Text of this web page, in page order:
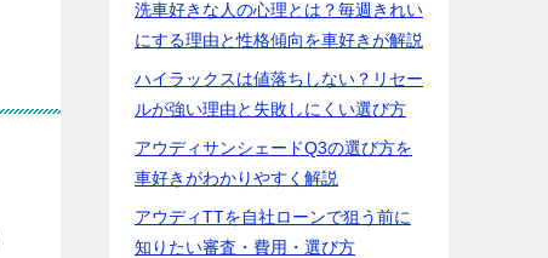
洗車好きな人の心理とは？毎週きれい
にする理由と性格傾向を車好きが解説
ハイラックスは値落ちしない？リセー
ルが強い理由と失敗しにくい選び方
アウディサンシェードQ3の選び方を
車好きがわかりやすく解説
アウディTTを自社ローンで狙う前に
知りたい審査・費用・選び方